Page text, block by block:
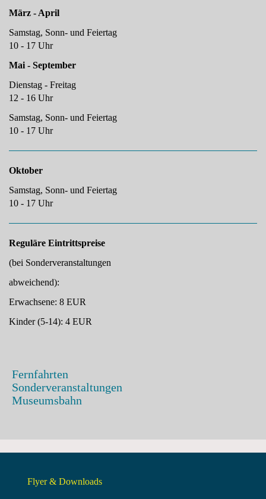
März - April
Samstag, Sonn- und Feiertag
10 - 17 Uhr
Mai - September
Dienstag - Freitag
12 - 16 Uhr
Samstag, Sonn- und Feiertag
10 - 17 Uhr
Oktober
Samstag, Sonn- und Feiertag
10 - 17 Uhr
Reguläre Eintrittspreise
(bei Sonderveranstaltungen
abweichend):
Erwachsene: 8 EUR
Kinder (5-14): 4 EUR
Fernfahrten
Sonderveranstaltungen
Museumsbahn
Flyer & Downloads